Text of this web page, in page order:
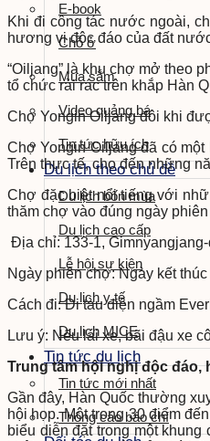
E-book
Chỗ ở
Mua sắm
Video quảng bá
Tin tức hữu ích
Du lịch theo chủ đề
Du lịch bốn mùa
Du lịch cao cấp
Lễ hội sự kiện
Du lịch y tế
Du lịch MICE
Tin tức du lịch
Tin tức mới nhất
Thông cáo báo chí
Khi đi công tác nước ngoài,
hương vị độc đáo của đất
“Oiljang” là khu chợ mở theo
tổ chức rải rác trên khắp Hàn
Chợ Yongin Oiljang đôi khi
Chợ Yongin Oiljang đã có
Trên thực tế, cho đến những
Chợ đặc biệt nổi tiếng với
thăm chợ vào đúng ngày
Địa chỉ: 133-1,
Ngày phiên chợ: Ngày kết
Cách đi: Đi tàu điện ngầm
Lưu ý: Nếu lái xe, bãi đậu xe
Trung tâm hội nghị độc đáo,
Gần đây, Hàn Quốc thường
hội họp. Một trong 30 điểm
biểu diễn đặt trong một